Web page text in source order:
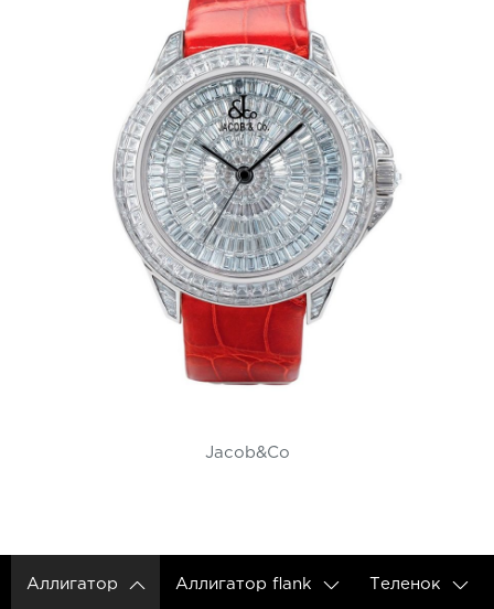
Jacob&Co
Аллигатор Аллигатор flank Теленок